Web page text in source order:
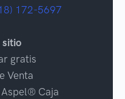
172-5697
sitio
gratis
Venta
Caja